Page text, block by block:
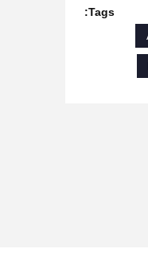
Tags: